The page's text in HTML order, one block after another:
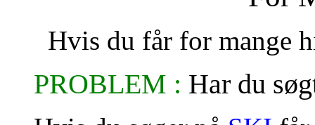
Hvis du får for mange
PROBLEM : Har du